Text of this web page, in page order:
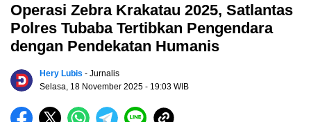
Operasi Zebra Krakatau 2025, Satlantas
Polres Tubaba Tertibkan Pengendara
dengan Pendekatan Humanis
Hery Lubis - Jurnalis
Selasa, 18 November 2025 - 19:03 WIB